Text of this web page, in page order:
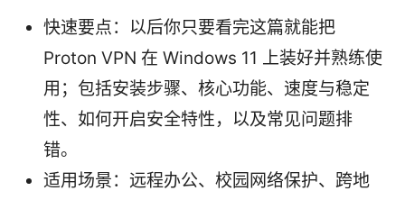
快速要点：以后你只要看完这篇就能把
Proton VPN 在 Windows 11 上装好并熟练使
用；包括安装步骤、核心功能、速度与稳定
性、如何开启安全特性，以及常见问题排
错。
适用场景：远程办公、校园网络保护、跨地